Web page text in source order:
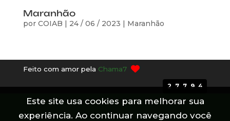
Maranhão
por COIAB 24 / 06 / 2023 Maranhão
Feito com amor pela Chama7
27794
Este site usa cookies para melhorar sua
experiência. Ao continuar navegando você